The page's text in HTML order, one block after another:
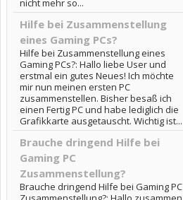
nicht mehr so...
Hilfe bei Zusammenstellung
eines Gaming PCs?
Hilfe bei Zusammenstellung eines
Gaming PCs?: Hallo liebe User und
erstmal ein gutes Neues! Ich möchte
mir nun meinen ersten PC
zusammenstellen. Bisher besaß ich
einen Fertig PC und habe lediglich die
Grafikkarte ausgetauscht. Wichtig ist...
Brauche dringend Hilfe bei
Gaming PC
Zusammenstellung?
Brauche dringend Hilfe bei Gaming PC